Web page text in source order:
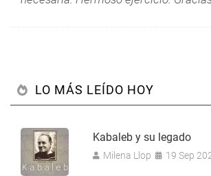
LO MÁS LEÍDO HOY
Kabaleb y su legado
Milena Llop 19 Sep